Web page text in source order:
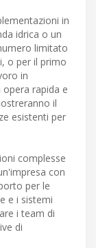
in
idrica o un
limitato
o per il primo
in
rapida e
il
esistenti per
complesse
con
per le
e i sistemi
i team di
di